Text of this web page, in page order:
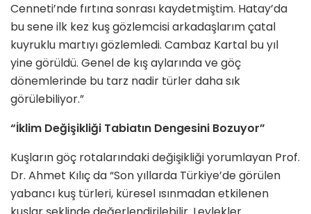
Cenneti’nde fırtına sonrası kaydetmiştim. Hatay’da
bu sene ilk kez kuş gözlemcisi arkadaşlarım çatal
kuyruklu martıyı gözlemledi. Cambaz Kartal bu yıl
yine görüldü. Genel de kış aylarında ve göç
dönemlerinde bu tarz nadir türler daha sık
görülebiliyor.”
“İklim Değişikliği Tabiatın Dengesini Bozuyor”
Kuşların göç rotalarındaki değişikliği yorumlayan Prof.
Dr. Ahmet Kılıç da “Son yıllarda Türkiye’de görülen
yabancı kuş türleri, küresel ısınmadan etkilenen